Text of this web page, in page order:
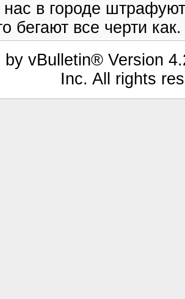
нас в городе
бегают все черти как.
by vBulletin® Version
Inc. All rights